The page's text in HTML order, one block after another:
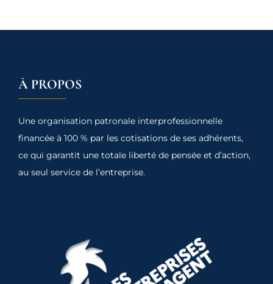
À PROPOS
Une organisation patronale interprofessionnelle
financée à 100 % par les cotisations de ses adhérents,
ce qui garantit une totale liberté de pensée et d’action,
au seul service de l’entreprise.